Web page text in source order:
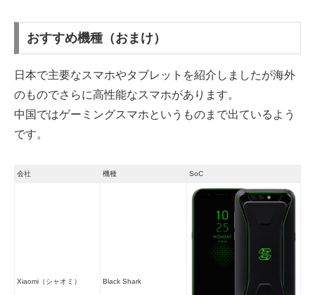
おすすめ機種（おまけ）
日本で主要なスマホやタブレットを紹介しましたが海外
のものでさらに高性能なスマホがあります。
中国ではゲーミングスマホというものまで出ているよう
です。
会社 機種 SoC
Xiaomi（シャオミ） Black Shark